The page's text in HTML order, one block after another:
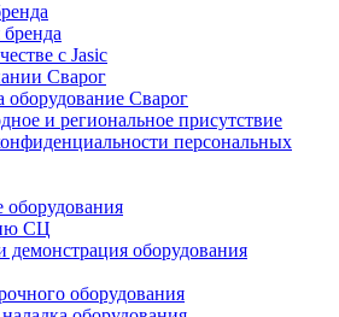
с Jasic
Сварог
оборудование Сварог
и региональное присутствие
персональных
СЦ
оборудования
оборудования